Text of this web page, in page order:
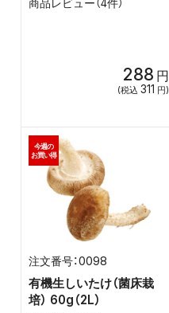
商品レビュー（4件）
288 円
(税込 311 円)
0098
有機生しいたけ（菌床栽
培） 60g（2L）
今週の
お買い得